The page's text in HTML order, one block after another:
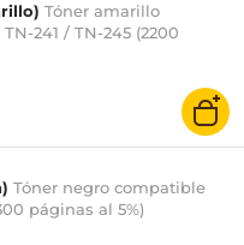
Tóner amarillo
241 / TN-245 (2200
Tóner negro compatible
páginas al 5%)